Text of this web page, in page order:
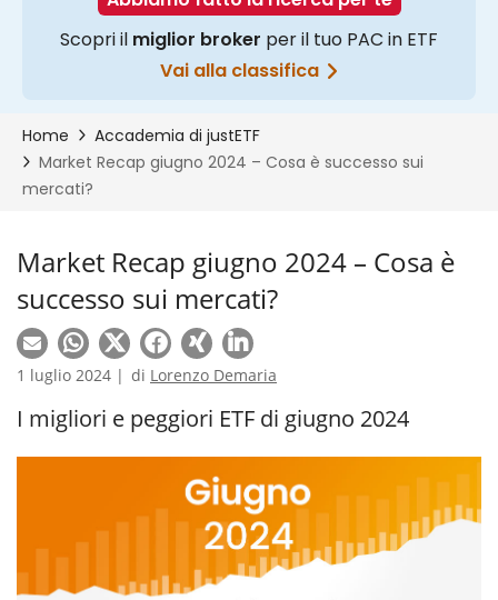
Market Recap giugno 2024 – Cosa è
successo sui mercati?
1 luglio 2024 | di Lorenzo Demaria
I migliori e peggiori ETF di giugno 2024